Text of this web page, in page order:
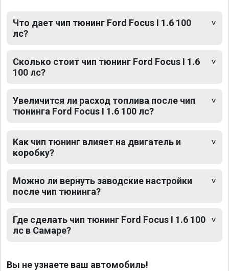
Что дает чип тюнинг Ford Focus I 1.6 100
лс?
Сколько стоит чип тюнинг Ford Focus I 1.6
100 лс?
Увеличится ли расход топлива после чип
тюнинга Ford Focus I 1.6 100 лс?
Как чип тюнинг влияет на двигатель и
коробку?
Можно ли вернуть заводские настройки
после чип тюнинга?
Где сделать чип тюнинг Ford Focus I 1.6 100
лс в Самаре?
Вы не узнаете ваш автомобиль!